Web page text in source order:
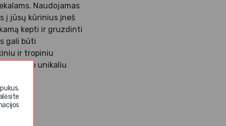
Naudojamas
į jūsų kūrinius įneš
kepti ir gruzdinti
gali būti
ir tropiniu
savo unikaliu